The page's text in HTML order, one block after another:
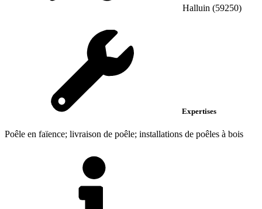
Halluin (59250)
Expertises
Poêle en faïence; livraison de poêle; installations de poêles à bois